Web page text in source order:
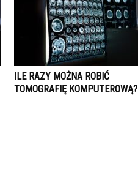
ILE RAZY MOŻNA ROBIĆ
TOMOGRAFIĘ KOMPUTEROWĄ?